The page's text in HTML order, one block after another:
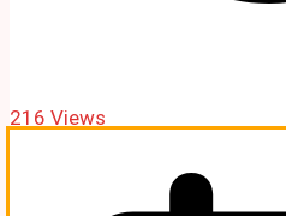
216 Views